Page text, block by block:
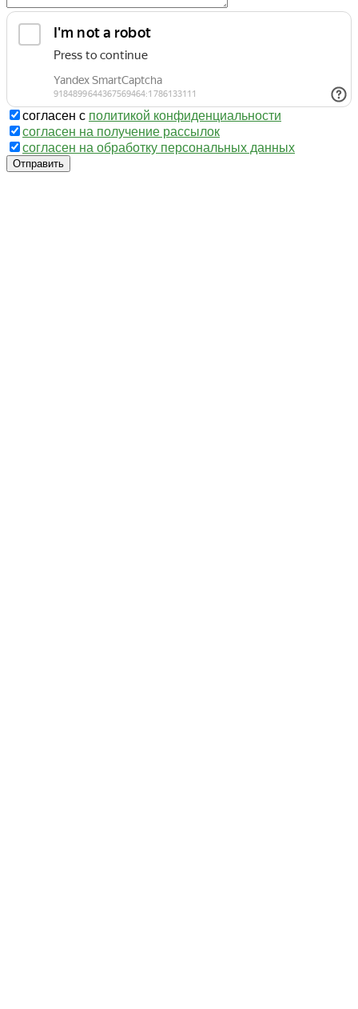
согласен с политикой конфиденциальности
согласен на получение рассылок
согласен на обработку персональных данных
Отправить